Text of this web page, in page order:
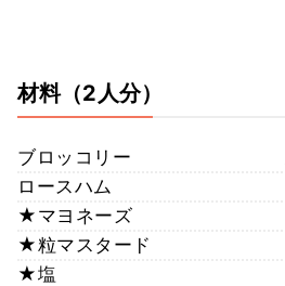
材料（2人分）
ブロッコリー
ロースハム
★マヨネーズ
★粒マスタード
★塩